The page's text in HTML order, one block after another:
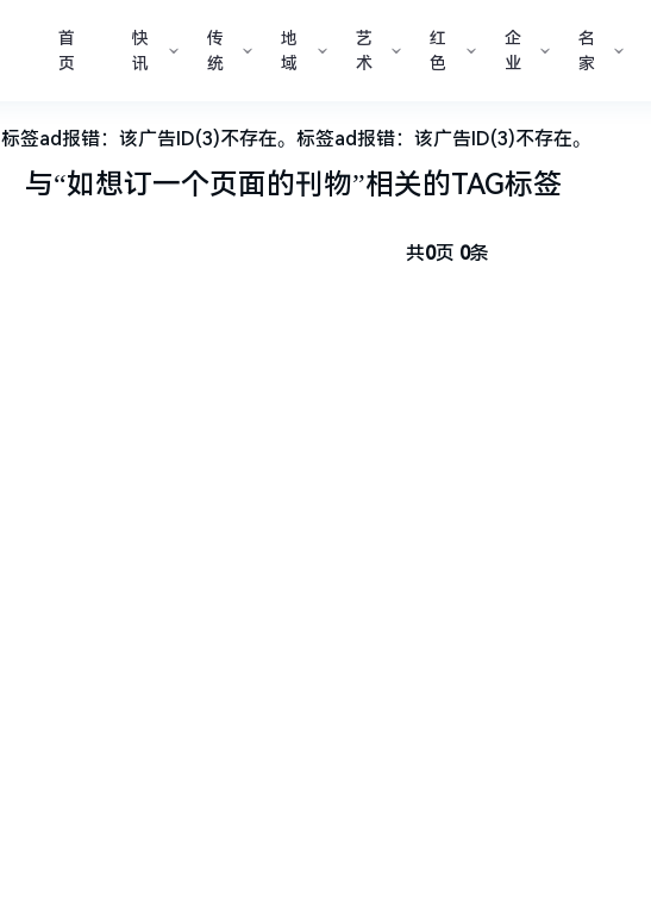
首
页
快
讯
传
统
地
域
艺
术
红
色
企
业
名
家
标签ad报错：该广告ID(3)不存在。标签ad报错：该广告ID(3)不存在。
与“如想订一个页面的刊物”相关的TAG标签
共0页 0条